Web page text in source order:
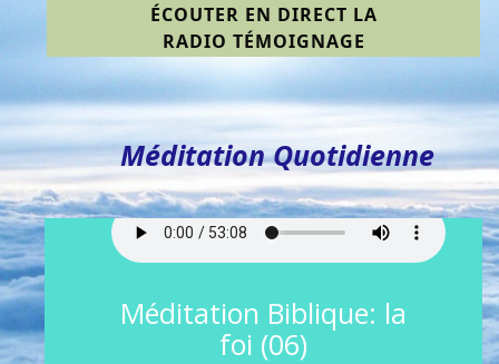
ÉCOUTER EN DIRECT LA
RADIO TÉMOIGNAGE
(ESSAI TECHNIQUE) EN
CLIQUANT ICI
Méditation Quotidienne
Méditation Biblique: la
foi (06)